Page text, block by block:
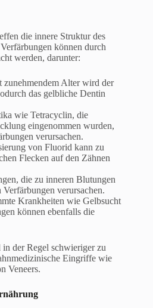
die innere Struktur des
können durch
werden, darunter:
zunehmendem Alter wird der
das gelbliche Dentin
wie Tetracyclin, die
eingenommen wurden,
verursachen.
von Fluorid kann zu
Flecken auf den Zähnen
die zu inneren Blutungen
verursachen.
Krankheiten wie Gelbsucht
können ebenfalls die
der Regel schwieriger zu
Eingriffe wie
Veneers.